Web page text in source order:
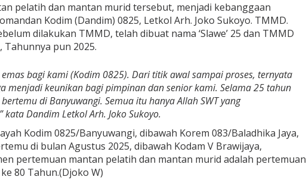
pelatih dan mantan murid tersebut, menjadi kebanggaan
Kodim (Dandim) 0825, Letkol Arh. Joko Sukoyo. TMMD.
dilakukan TMMD, telah dibuat nama ‘Slawe’ 25 dan TMMD
Tahunnya pun 2025.
emas bagi kami (Kodim 0825). Dari titik awal sampai proses, ternyata
menjadi keunikan bagi pimpinan dan senior kami. Selama 25 tahun
di Banyuwangi. Semua itu hanya Allah SWT yang
kata Dandim Letkol Arh. Joko Sukoyo.
Kodim 0825/Banyuwangi, dibawah Korem 083/Baladhika Jaya,
di bulan Agustus 2025, dibawah Kodam V Brawijaya,
pertemuan mantan pelatih dan mantan murid adalah pertemuan
80 Tahun.(Djoko W)